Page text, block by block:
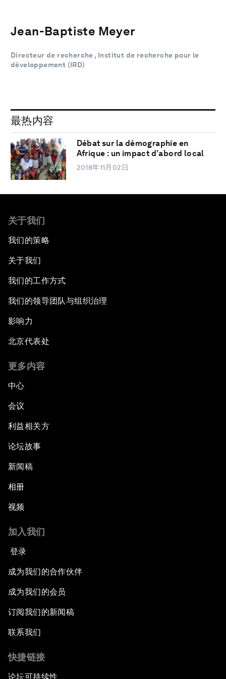
Jean-Baptiste Meyer
Directeur de recherche , Institut de recherche pour le
développement (IRD)
最热内容
Débat sur la démographie en
Afrique : un impact d’abord local
2018年11月02日
关于我们
我们的策略
关于我们
我们的工作方式
我们的领导团队与组织治理
影响力
北京代表处
更多内容
中心
会议
利益相关方
论坛故事
新闻稿
相册
视频
加入我们
登录
成为我们的合作伙伴
成为我们的会员
订阅我们的新闻稿
联系我们
快捷链接
论坛可持续性